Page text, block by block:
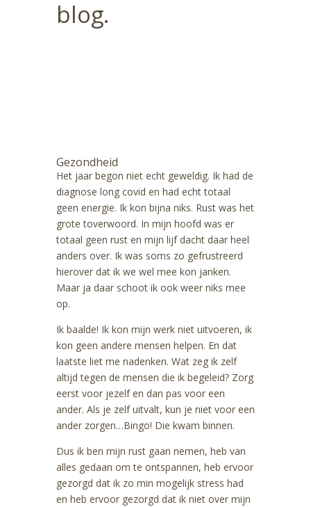
blog.
Gezondheid
Het jaar begon niet echt geweldig. Ik had de
diagnose long covid en had echt totaal
geen energie. Ik kon bijna niks. Rust was het
grote toverwoord. In mijn hoofd was er
totaal geen rust en mijn lijf dacht daar heel
anders over. Ik was soms zo gefrustreerd
hierover dat ik we wel mee kon janken.
Maar ja daar schoot ik ook weer niks mee
op.
Ik baalde! Ik kon mijn werk niet uitvoeren, ik
kon geen andere mensen helpen. En dat
laatste liet me nadenken. Wat zeg ik zelf
altijd tegen de mensen die ik begeleid? Zorg
eerst voor jezelf en dan pas voor een
ander. Als je zelf uitvalt, kun je niet voor een
ander zorgen…Bingo! Die kwam binnen.
Dus ik ben mijn rust gaan nemen, heb van
alles gedaan om te ontspannen, heb ervoor
gezorgd dat ik zo min mogelijk stress had
en heb ervoor gezorgd dat ik niet over mijn